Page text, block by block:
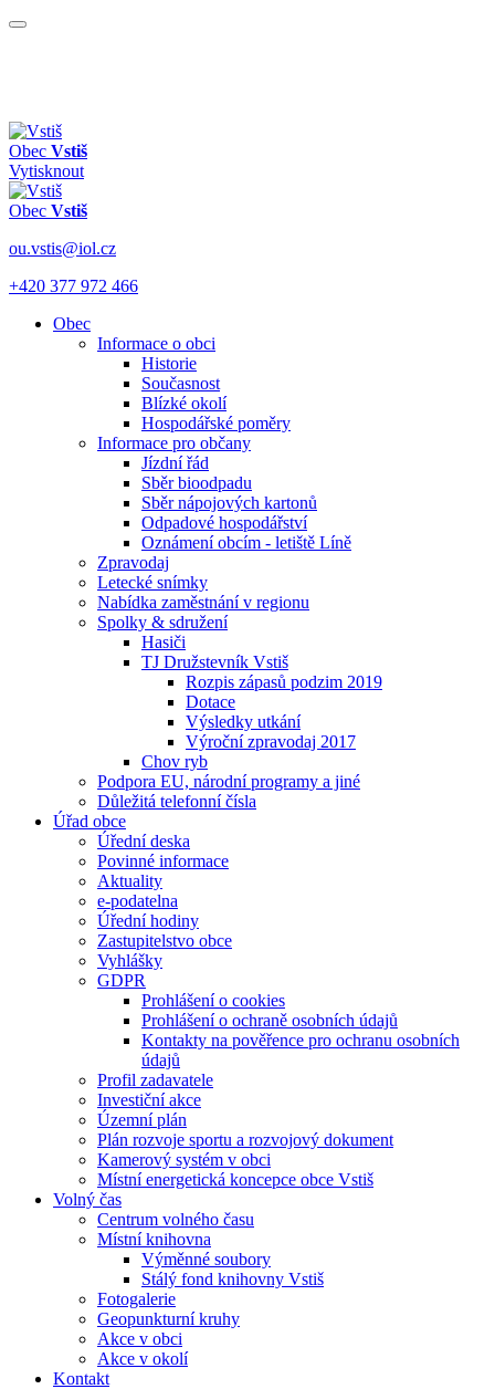
Obec Vstiš
Vytisknout
Obec Vstiš
ou.vstis@iol.cz
+420 377 972 466
Obec
Informace o obci
Historie
Současnost
Blízké okolí
Hospodářské poměry
Informace pro občany
Jízdní řád
Sběr bioodpadu
Sběr nápojových kartonů
Odpadové hospodářství
Oznámení obcím - letiště Líně
Zpravodaj
Letecké snímky
Nabídka zaměstnání v regionu
Spolky & sdružení
Hasiči
TJ Družstevník Vstiš
Rozpis zápasů podzim 2019
Dotace
Výsledky utkání
Výroční zpravodaj 2017
Chov ryb
Podpora EU, národní programy a jiné
Důležitá telefonní čísla
Úřad obce
Úřední deska
Povinné informace
Aktuality
e-podatelna
Úřední hodiny
Zastupitelstvo obce
Vyhlášky
GDPR
Prohlášení o cookies
Prohlášení o ochraně osobních údajů
Kontakty na pověřence pro ochranu osobních
údajů
Profil zadavatele
Investiční akce
Územní plán
Plán rozvoje sportu a rozvojový dokument
Kamerový systém v obci
Místní energetická koncepce obce Vstiš
Volný čas
Centrum volného času
Místní knihovna
Výměnné soubory
Stálý fond knihovny Vstiš
Fotogalerie
Geopunkturní kruhy
Akce v obci
Akce v okolí
Kontakt